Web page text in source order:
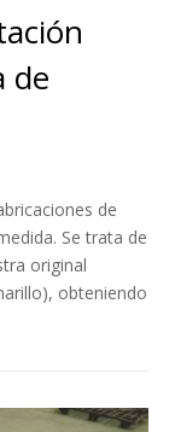
de
de
Se trata de
original
obteniendo